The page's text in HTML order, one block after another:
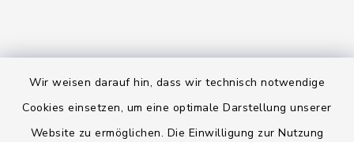
Wir weisen darauf hin, dass wir technisch notwendige
Cookies einsetzen, um eine optimale Darstellung unserer
Website zu ermöglichen. Die Einwilligung zur Nutzung
Kontakt